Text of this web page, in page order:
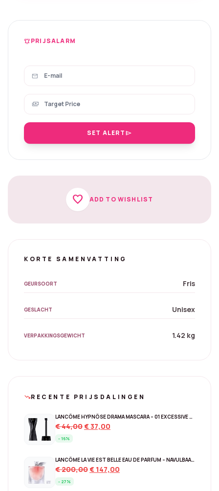
notifications_activePRIJSALARM
mail
payments
SET ALERTsend
favorite ADD TO WISHLIST
KORTE SAMENVATTING
GEURSOORT Fris
GESLACHT Unisex
VERPAKKINGSGEWICHT 1.42 kg
trending_downRECENTE PRIJSDALINGEN
LANCÔME HYPNÔSE DRAMA MASCARA – 01 EXCESSIVE BLACK
€44,00Original
€37,00
- 16%
LANCÔME LA VIE EST BELLE EAU DE PARFUM – NAVULBAAR 150 ML
€200,00Original
€ 147,00
- 27%